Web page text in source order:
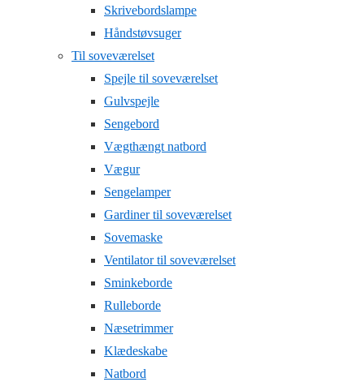
Skrivebordslampe
Håndstøvsuger
Til soveværelset
Spejle til soveværelset
Gulvspejle
Sengebord
Vægthængt natbord
Vægur
Sengelamper
Gardiner til soveværelset
Sovemaske
Ventilator til soveværelset
Sminkeborde
Rulleborde
Næsetrimmer
Klædeskabe
Natbord